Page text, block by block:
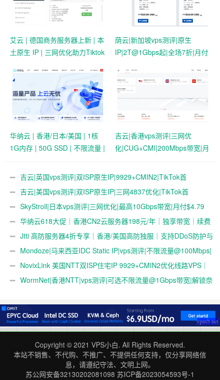
艾云 | 德国商务服务器上新 | 本
土原生 IP | 三网优化助力Tiktok
荫云|新加坡vps测评|原生
IP|2T@1Gbps起|全场7折|月付
华纳云 | 香港/日本/美国 | 1核
1G内存 | 50G SSD | 不限流量 |
吉云|香港vps测评|三网优
化|CUG+CMI|200Mbps带宽|月
吉云|英国vps测评|双ISP原生IP|9929+CMIN2|TikTok首
选|1T@1Gbps|月付￥47
吉云|美国vps测评|双ISP原生IP|三网4837优化|TikTok首
选|1T@1Gbps|月付￥42
SkyStroll|日本vps测评|三网优化|最高10Gbps带宽|月付$4.79
起 华纳云618大促｜香港CN2云服务器198元/年｜独享带宽｜续费
同价Jtti 高防服务器4折专享｜香港/美国高防独服｜支持DDoS防护与
压力测试
Mondoze|马来西亚IDC Static IP|vps测评|不限流量@100Mbps|
解锁奈飞&tiktok&chatgpt|电信直连
NovixLink 美国NTT双ISP住宅IP 9929+CMIN2优化线路VPS｜
192小众号段｜34元/月起
WormNet|香港NTT|vps测评|可选不限流量@1Gbps带宽|解锁奈
Copyright © 2021 VPS小白. All Rights Reserved.
本站不销售、不代购、不推广、不提供任何支持，仅分享网络信
息，请遵纪守法、文明上网。
苏公网安备32130202081098 苏ICP备2023054593号-1